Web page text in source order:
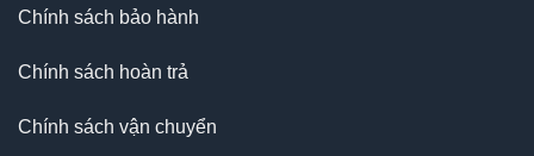
Chính sách bảo hành
Chính sách hoàn trả
Chính sách vận chuyển